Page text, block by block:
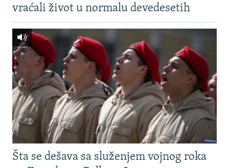
vraćali život u normalu devedesetih
Šta se dešava sa služenjem vojnog roka